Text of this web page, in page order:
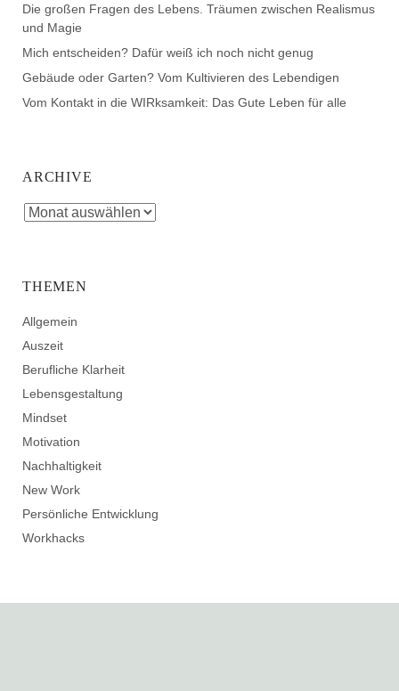
Die großen Fragen des Lebens. Träumen zwischen Realismus
und Magie
Mich entscheiden? Dafür weiß ich noch nicht genug
Gebäude oder Garten? Vom Kultivieren des Lebendigen
Vom Kontakt in die WIRksamkeit: Das Gute Leben für alle
ARCHIVE
THEMEN
Allgemein
Auszeit
Berufliche Klarheit
Lebensgestaltung
Mindset
Motivation
Nachhaltigkeit
New Work
Persönliche Entwicklung
Workhacks